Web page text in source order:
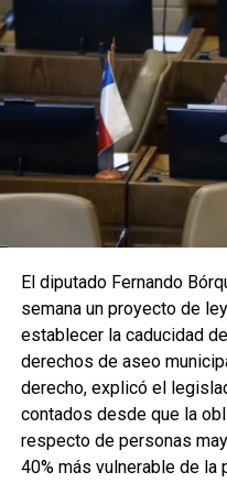
El diputado Fernando
semana un proyecto de
establecer la caducidad
derechos de aseo
derecho, explicó el
contados desde que la
respecto de personas
40% más vulnerable de la